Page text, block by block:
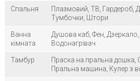
Спальня
Плазмовий, ТВ, Гардероб,
Тумбочки, Штори
Ванна
кімната
Душова каб, Фен,
Водонагрівач
Тамбур
Праска на пральна дошка,
Пральна машина, Кулер з